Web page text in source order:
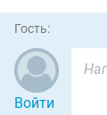
Гость:
Войти